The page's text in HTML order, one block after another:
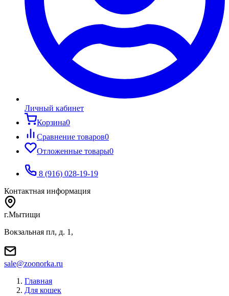
Личный кабинет
Корзина0
Сравнение товаров0
Отложенные товары0
8 (916) 028-19-19
Контактная информация
г.Мытищи
Вокзальная пл, д. 1,
sale@zoonorka.ru
Главная
Для кошек